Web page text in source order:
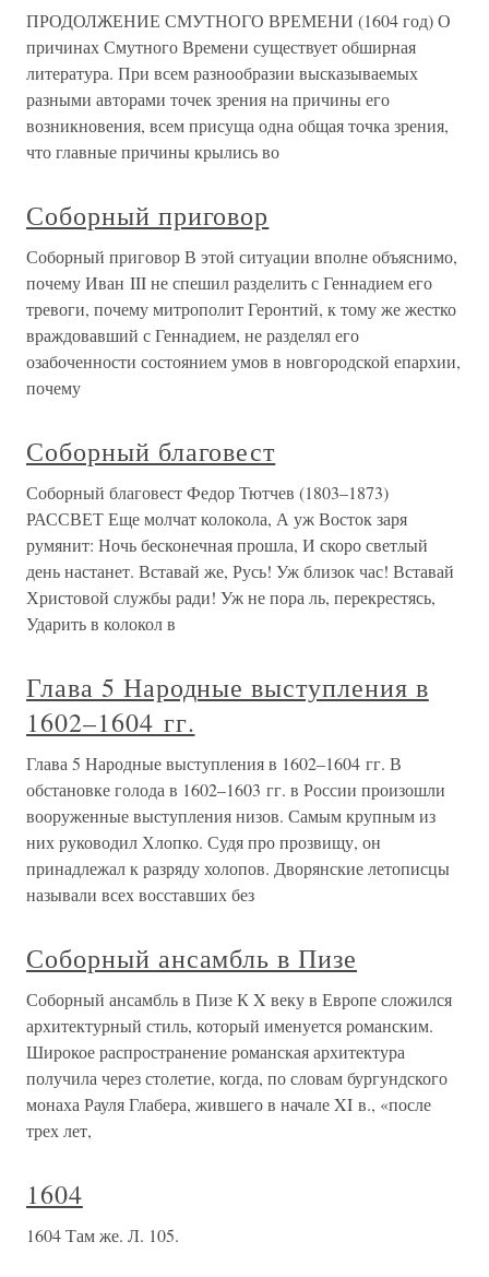
ПРОДОЛЖЕНИЕ СМУТНОГО ВРЕМЕНИ (1604 год) О
причинах Смутного Времени существует обширная
литература. При всем разнообразии высказываемых
разными авторами точек зрения на причины его
возникновения, всем присуща одна общая точка зрения,
что главные причины крылись во
Соборный приговор
Соборный приговор В этой ситуации вполне объяснимо,
почему Иван III не спешил разделить с Геннадием его
тревоги, почему митрополит Геронтий, к тому же жестко
враждовавший с Геннадием, не разделял его
озабоченности состоянием умов в новгородской епархии,
почему
Соборный благовест
Соборный благовест Федор Тютчев (1803–1873)
РАССВЕТ Еще молчат колокола, А уж Восток заря
румянит: Ночь бесконечная прошла, И скоро светлый
день настанет. Вставай же, Русь! Уж близок час! Вставай
Христовой службы ради! Уж не пора ль, перекрестясь,
Ударить в колокол в
Глава 5 Народные выступления в
1602–1604 гг.
Глава 5 Народные выступления в 1602–1604 гг. В
обстановке голода в 1602–1603 гг. в России произошли
вооруженные выступления низов. Самым крупным из
них руководил Хлопко. Судя про прозвищу, он
принадлежал к разряду холопов. Дворянские летописцы
называли всех восставших без
Соборный ансамбль в Пизе
Соборный ансамбль в Пизе К X веку в Европе сложился
архитектурный стиль, который именуется романским.
Широкое распространение романская архитектура
получила через столетие, когда, по словам бургундского
монаха Рауля Глабера, жившего в начале XI в., «после
трех лет,
1604
1604 Там же. Л. 105.